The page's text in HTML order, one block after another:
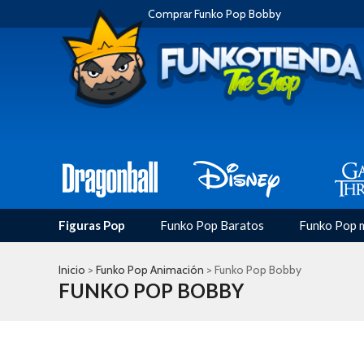
Comprar Funko Pop Bobby
Figuras Pop Funko Pop Baratos Funko Pop
Inicio > Funko Pop Animación > Funko Pop Bobby
FUNKO POP BOBBY